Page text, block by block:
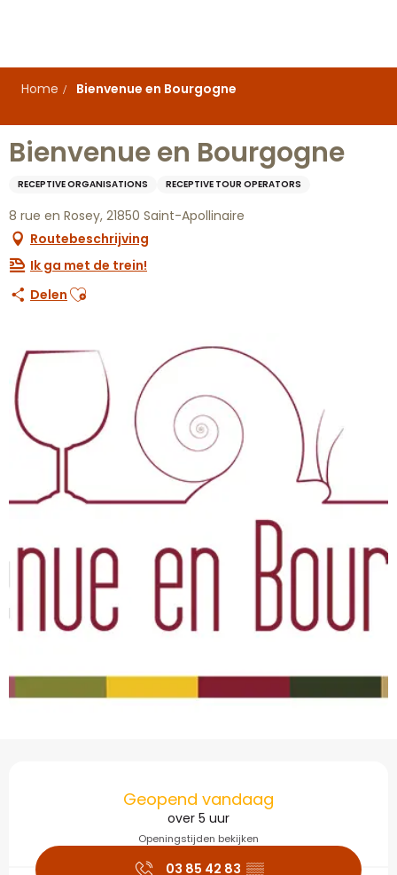
principal
Home
Bienvenue en Bourgogne
Bienvenue en Bourgogne
RECEPTIVE ORGANISATIONS RECEPTIVE TOUR OPERATORS
8 rue en Rosey, 21850 Saint-Apollinaire
Routebeschrijving
Ik ga met de trein!
Delen Ajouter aux favoris
Openingstijden en
Geopend vandaag
over 5 uur
Openingstijden bekijken
03 85 42 83 ▒▒